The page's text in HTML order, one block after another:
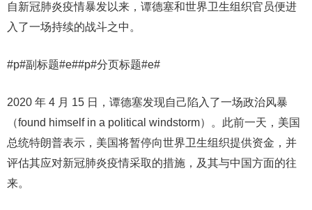
自新冠肺炎疫情暴发以来，谭德塞和世界卫生组织官员便进
入了一场持续的战斗之中。
#p#副标题#e##p#分页标题#e#
2020 年 4 月 15 日，谭德塞发现自己陷入了一场政治风暴
（found himself in a political windstorm）。此前一天，美国
总统特朗普表示，美国将暂停向世界卫生组织提供资金，并
评估其应对新冠肺炎疫情采取的措施，及其与中国方面的往
来。